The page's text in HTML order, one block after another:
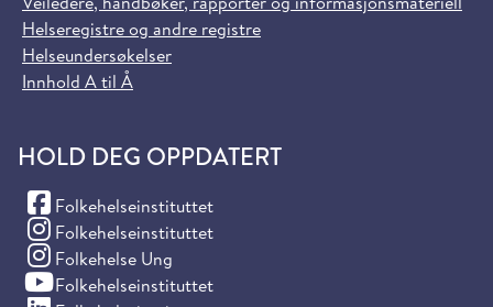
Helseregistre og andre registre
Helseundersøkelser
Innhold A til Å
HOLD DEG OPPDATERT
Folkehelseinstituttet
(Facebook)
Folkehelseinstituttet
(Instagram)
Folkehelse Ung
(Instagram)
Folkehelseinstituttet
(YouTube)